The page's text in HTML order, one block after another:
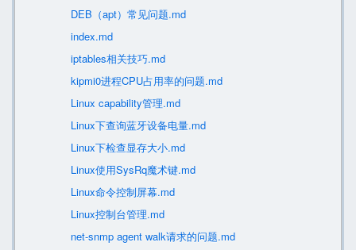
DEB（apt）常见问题.md
index.md
iptables相关技巧.md
kipmi0进程CPU占用率的问题.md
Linux capability管理.md
Linux下查询蓝牙设备电量.md
Linux下检查显存大小.md
Linux使用SysRq魔术键.md
Linux命令控制屏幕.md
Linux控制台管理.md
net-snmp agent walk请求的问题.md